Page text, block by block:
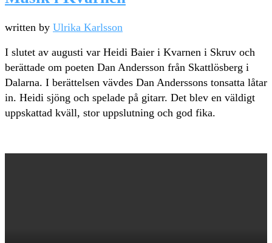
written by Ulrika Karlsson
I slutet av augusti var Heidi Baier i Kvarnen i Skruv och
berättade om poeten Dan Andersson från Skattlösberg i
Dalarna. I berättelsen vävdes Dan Anderssons tonsatta låtar
in. Heidi sjöng och spelade på gitarr. Det blev en väldigt
uppskattad kväll, stor uppslutning och god fika.